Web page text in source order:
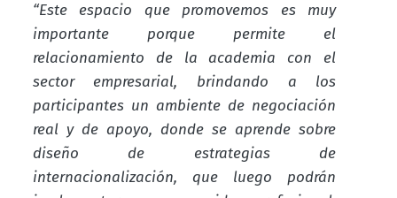
“Este espacio que promovemos es muy
importante porque permite el
relacionamiento de la academia con el
sector empresarial, brindando a los
participantes un ambiente de negociación
real y de apoyo, donde se aprende sobre
diseño de estrategias de
internacionalización, que luego podrán